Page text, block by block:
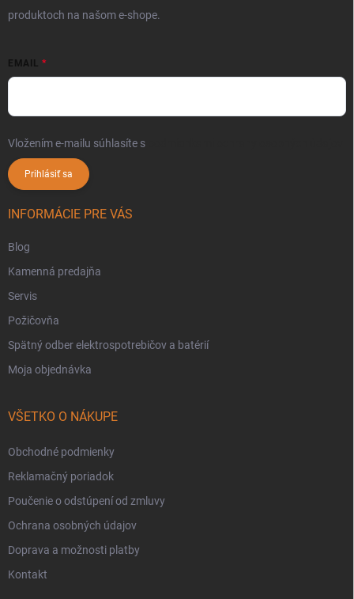
produktoch na našom e-shope.
EMAIL
Vložením e-mailu súhlasíte s
Prihlásiť sa
INFORMÁCIE PRE VÁS
Blog
Kamenná predajňa
Servis
Požičovňa
Spätný odber elektrospotrebičov a batérií
Moja objednávka
VŠETKO O NÁKUPE
Obchodné podmienky
Reklamačný poriadok
Poučenie o odstúpení od zmluvy
Ochrana osobných údajov
Doprava a možnosti platby
Kontakt